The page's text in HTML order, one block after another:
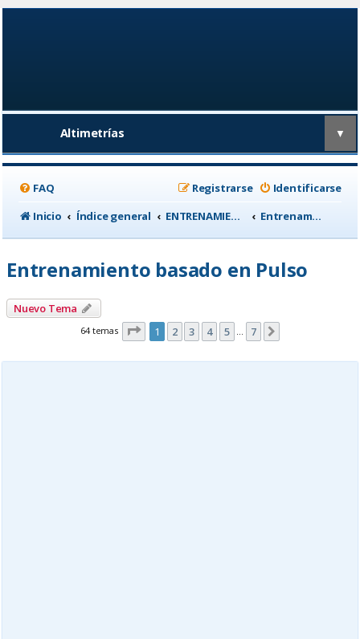
Altimetrías ▼
FAQ Identificarse
Registrarse
Inicio
Índice general ENTRENAMIENTO, medicina deportiva y nutrición Entrenamiento basado en Pulso
Entrenamiento basado en Pulso
Nuevo Tema
64 temas Página de 7
1 2 3 4 5 … 7